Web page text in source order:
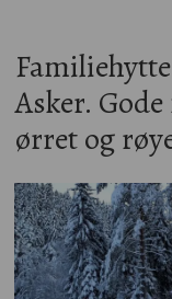
Asker.
ørret og